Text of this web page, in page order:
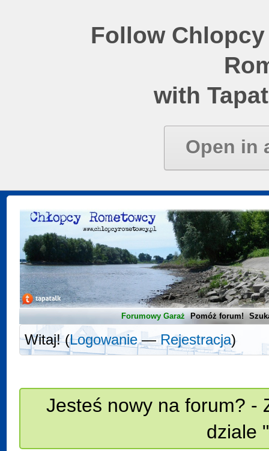
Follow
with
Open in
Forumowy Garaż Pomóż forum!
Witaj! (Logowanie—Rejestracja)
Jesteś nowy na forum? -
dziale